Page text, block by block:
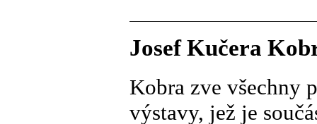
Josef Kučera
Kobra zve všechny
výstavy, jež je